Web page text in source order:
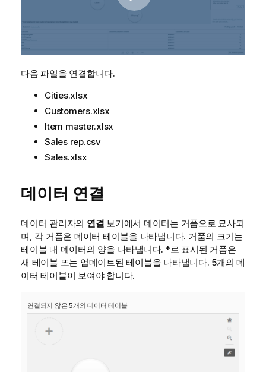
다음 파일을 연결합니다.
Cities.xlsx
Customers.xlsx
Item master.xlsx
Sales rep.csv
Sales.xlsx
데이터 연결
데이터 관리자의 연결 보기에서 데이터는 거품으로 묘사되
며, 각 거품은 데이터 테이블을 나타냅니다. 거품의 크기는
테이블 내 데이터의 양을 나타냅니다. *로 표시된 거품은
새 테이블 또는 업데이트된 테이블을 나타냅니다. 5개의 데
이터 테이블이 보여야 합니다.
연결되지 않은 5개의 데이터 테이블